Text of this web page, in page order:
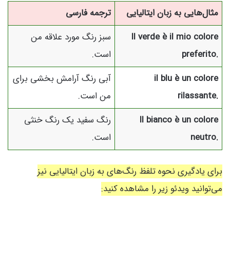
مثال‌هایی به زبان ایتالیایی
ترجمه فارسی
Il verde è il mio colore
preferito.
سبز رنگ مورد علاقه من
است.
il blu è un colore
rilassante.
آبی رنگ آرامش بخشی برای
من است.
Il bianco è un colore
neutro.
رنگ سفید یک رنگ خنثی
است.
برای یادگیری نحوه تلفظ رنگ‌های به زبان ایتالیایی نیز
می‌توانید ویدئو زیر را مشاهده کنید: